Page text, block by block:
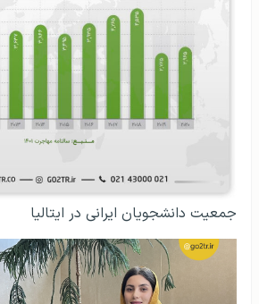
جمعیت دانشجویان ایرانی در ایتالیا